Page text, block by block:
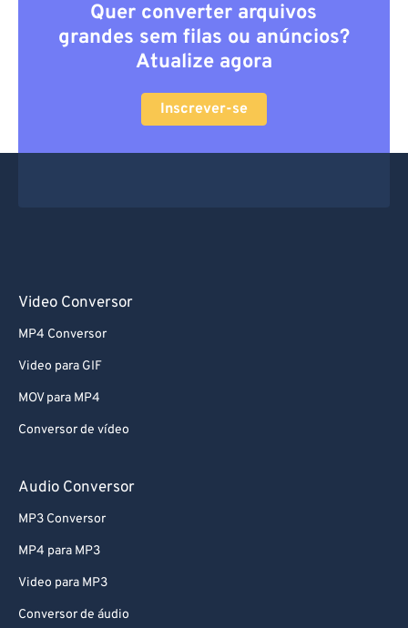
Quer converter arquivos
grandes sem filas ou anúncios?
Atualize agora
Inscrever-se
Video Conversor
MP4 Conversor
Video para GIF
MOV para MP4
Conversor de vídeo
Audio Conversor
MP3 Conversor
MP4 para MP3
Video para MP3
Conversor de áudio